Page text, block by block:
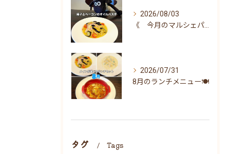
2026/08/03
2026/07/31
8月のランチメニュー🍽
タグ Tags